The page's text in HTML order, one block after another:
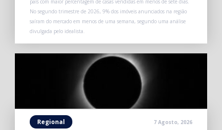
país com maior percentagem de casas vendidas em menos de sete dias.
No segundo trimestre de 2026, 9% dos imóveis anunciados na região
saíram do mercado em menos de uma semana, segundo uma análise
divulgada pelo idealista.
Regional 7 Agosto, 2026